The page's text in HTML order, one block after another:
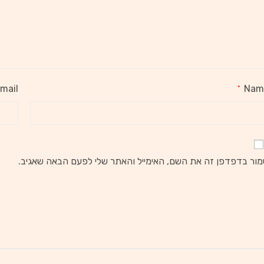
*
בדפדפן זה את השם, האימייל והאתר שלי לפעם הבאה שאגיב.